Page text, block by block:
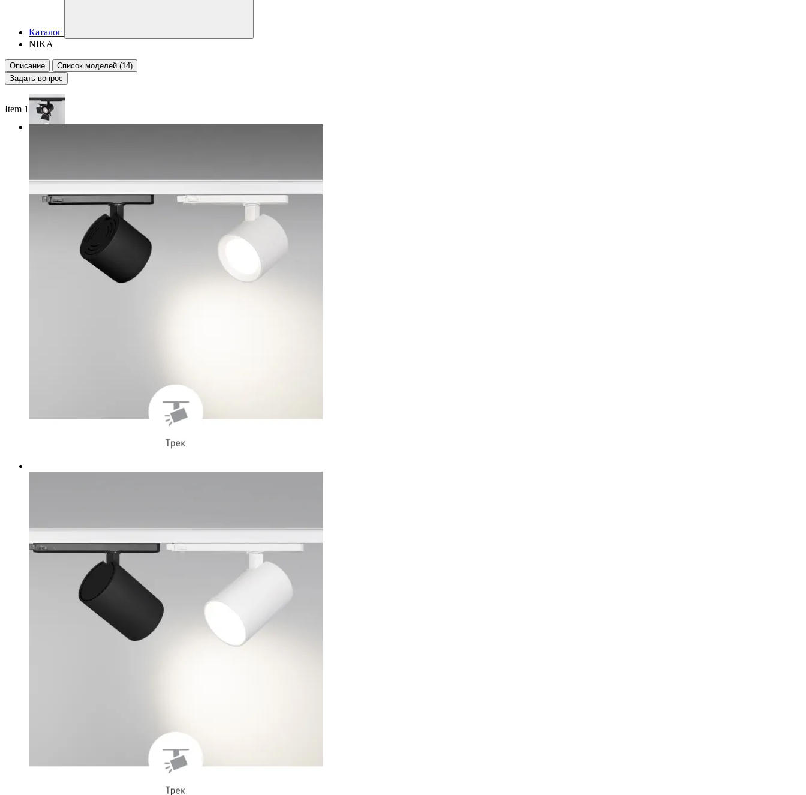
Каталог
NIKA
Описание
Список моделей (14)
Задать вопрос
Item 1 of 5